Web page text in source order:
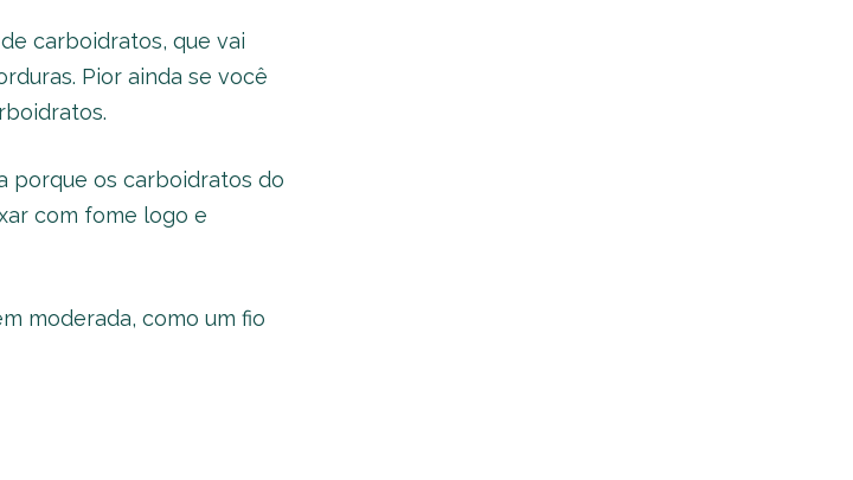
carboidratos, que vai
Pior ainda se você
porque os carboidratos do
com fome logo e
moderada, como um fio